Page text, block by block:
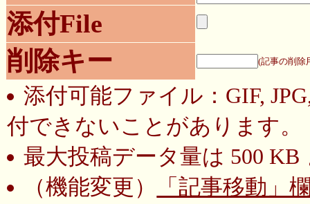
添付File
削除キー
(記事の削除
添付可能ファイル：GIF,
付できないことがあります。
最大投稿データ量は 500 KB
（機能変更）
「記事移動」